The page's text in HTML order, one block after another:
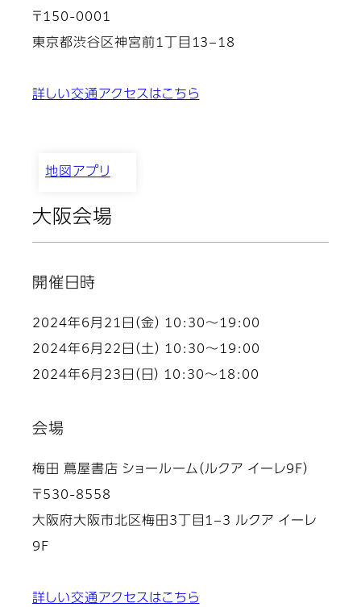
〒150-0001
東京都渋谷区神宮前1丁目13−18
詳しい交通アクセスはこちら
地図アプリ
大阪会場
開催日時
2024年6月21日（金） 10:30～19:00
2024年6月22日（土） 10:30～19:00
2024年6月23日（日） 10:30～18:00
会場
梅田 蔦屋書店 ショールーム（ルクア イーレ9F）
〒530-8558
大阪府大阪市北区梅田3丁目1−3 ルクア イーレ
9F
詳しい交通アクセスはこちら